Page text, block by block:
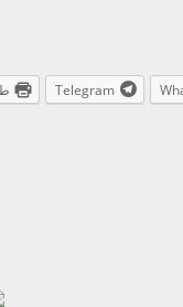
Telegram